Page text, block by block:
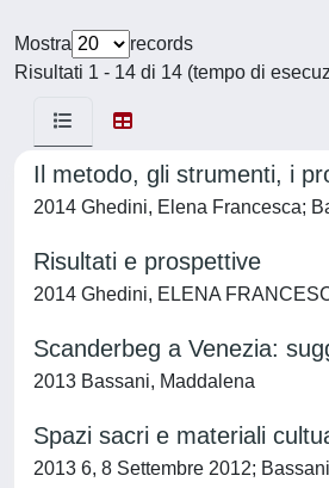
Mostra
records
Risultati 1 - 14 di 14 (tempo di
Il metodo, gli strumenti, i
2014 Ghedini, Elena Francesca;
Risultati e prospettive
2014 Ghedini, ELENA
Scanderbeg a Venezia:
2013 Bassani, Maddalena
Spazi sacri e materiali
2013 6, 8 Settembre 2012;